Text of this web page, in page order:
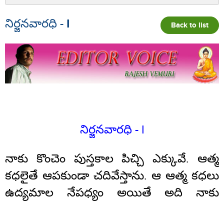
నిర్జనవారధి - I Back to list
నిర్జనవారధి - I
నాకు కొంచెం పుస్తకాల పిచ్చి ఎక్కువే. ఆత్మ
కధలైతే ఆపకుండా చదివేస్తాను. ఆ ఆత్మ కధలు
ఉద్యమాల నేపధ్యం అయితే అది నాకు